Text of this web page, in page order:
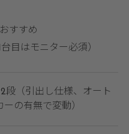
すすめ
目はモニター必須）
段（引出し仕様、オート
ーの有無で変動）